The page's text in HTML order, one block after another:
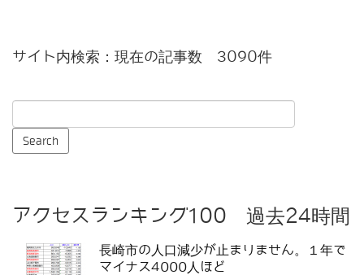
サイト内検索：現在の記事数 3090件
アクセスランキング100 過去24時間
長崎市の人口減少が止まりません。１年で
マイナス4000人ほど